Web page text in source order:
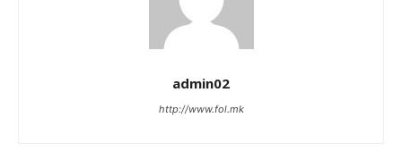
admin02
http://www.fol.mk